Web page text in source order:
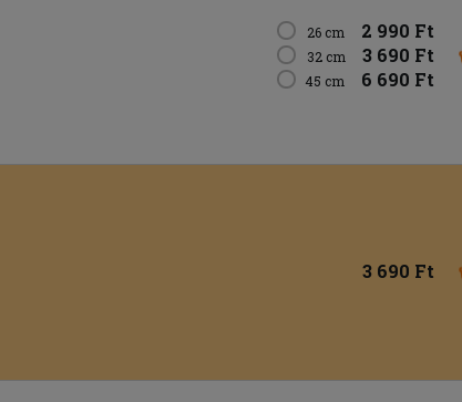
26 cm 2 990 Ft
32 cm 3 690 Ft
45 cm 6 690 Ft
3 690 Ft